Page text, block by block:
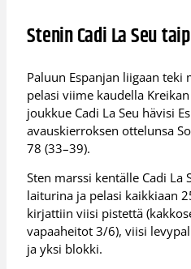
Stenin Cadi La Seu
Paluun Espanjan liigaan teki
pelasi viime kaudella
joukkue Cadi La Seu hävisi
avauskierroksen ottelunsa
78 (33–39).
Sten marssi kentälle Cadi La
laiturina ja pelasi kaikkiaan
kirjattiin viisi pistettä
vapaaheitot 3/6), viisi
ja yksi blokki.